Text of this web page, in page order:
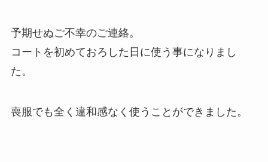
予期せぬご不幸のご連絡。
コートを初めておろした日に使う事になりまし
た。
喪服でも全く違和感なく使うことができました。